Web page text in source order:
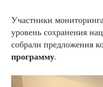
Участники
уровень сохранения
собрали предложения
программу.